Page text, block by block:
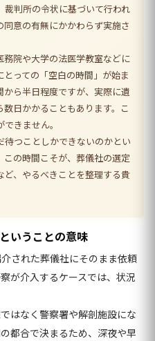
裁判所の令状に基づいて行われ
意の有無にかかわらず実施さ
院や大学の法医学教室などに
っての「空白の時間」が始ま
ら半日程度ですが、実際に遺
日かかることもあります。こ
きません。
待つことしかできないのかとい
の時間こそが、葬儀社の選定
、やるべきことを整理する貴
いうことの意味
された葬儀社にそのまま依頼
が介入するケースでは、状況
はなく警察署や解剖施設にな
都合で決まるため、深夜や早